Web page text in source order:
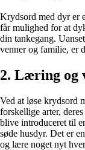
Krydsord med dyr er
får mulighed for at
din tankegang.
venner og familie, er
2. Læring og
Ved at løse krydsord
forskellige arter,
blive introduceret til
søde husdyr. Det er
og lære noget nyt